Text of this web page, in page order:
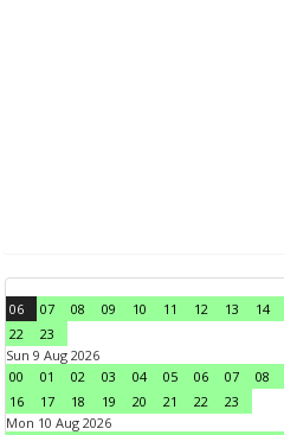
06 07 08 09 10 11 12 13 14
22
23
Sun 9 Aug 2026
00
01 02 03 04 05 06 07 08
16
17 18 19 20 21 22
23
Mon 10 Aug 2026